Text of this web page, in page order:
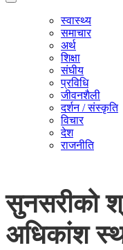
स्वास्थ्य
समाचार
अर्थ
शिक्षा
संघीय
प्रविधि
जीवनशैली
दर्शन / संस्कृति
विचार
देश
राजनीति
सुनसरीको
अधिकांश